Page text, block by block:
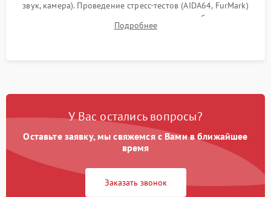
звук, камера). Проведение стресс-тестов (AIDA64, FurMark)
для контроля температурного режима и стабильности
системы под пиковой нагрузкой.
Подробнее
У Вас остались вопросы?
Оставьте заявку, мы свяжемся с Вами в ближайшее
время
Заказать звонок